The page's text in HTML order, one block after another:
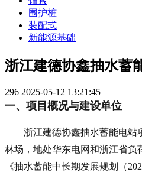
围护桩
装配式
新能源基础
浙江建德协鑫抽水蓄
296 2025-05-12 13:21:45
一、项目概况与建设单位
浙江建德协鑫抽水蓄能电站
林场，地处华东电网和浙江省负
《抽水蓄能中长期发展规划（